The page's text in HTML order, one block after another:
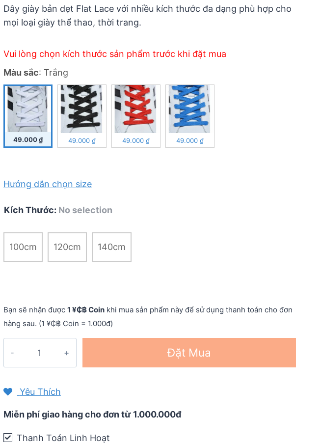
Dây giày bản dẹt Flat Lace với nhiều kích thước đa dạng phù hợp cho
mọi loại giày thể thao, thời trang.
Vui lòng chọn kích thước sản phẩm trước khi đặt mua
Màu sắc: Trắng
49.000₫ 49.000 ₫ 49.000 ₫ 49.000 ₫
Hướng dẫn chọn size
Kích Thước: No selection
100cm 120cm 140cm
Bạn sẽ nhận được 1 ¥₵฿ Coinkhi mua sản phẩm này để sử dụng thanh toán cho đơn
hàng sau. (1 ¥₵฿ Coin = 1.000đ)
bản
Wide
Laces
Đặt Mua
Yêu Thích
Miễn phí giao hàng cho đơn từ 1.000.000đ
Thanh Toán Linh Hoạt